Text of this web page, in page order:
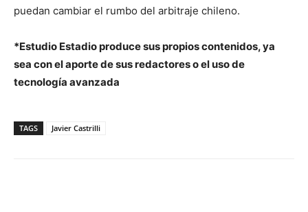
puedan cambiar el rumbo del arbitraje chileno.
*Estudio Estadio produce sus propios contenidos, ya
sea con el aporte de sus redactores o el uso de
tecnología avanzada
TAGS Javier Castrilli